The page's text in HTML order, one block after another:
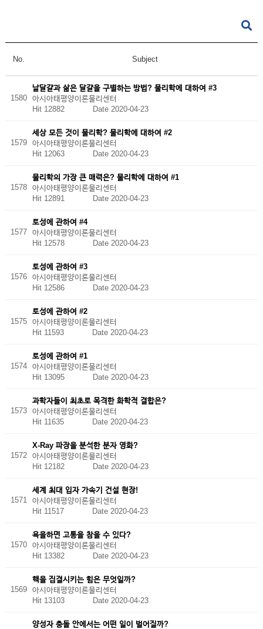
No. Subject
1580
날달걀과 삶은 달걀을 구별하는 방법? 물리학에 대하여 #3
아시아태평양이론물리센터
Hit 12882 Date 2020-04-23
1579
세상 모든 것이 물리학? 물리학에 대하여 #2
아시아태평양이론물리센터
Hit 12063 Date 2020-04-23
1578
물리학의 가장 큰 매력은? 물리학에 대하여 #1
아시아태평양이론물리센터
Hit 12891 Date 2020-04-23
1577
토성에 관하여 #4
아시아태평양이론물리센터
Hit 12578 Date 2020-04-23
1576
토성에 관하여 #3
아시아태평양이론물리센터
Hit 12586 Date 2020-04-23
1575
토성에 관하여 #2
아시아태평양이론물리센터
Hit 11593 Date 2020-04-23
1574
토성에 관하여 #1
아시아태평양이론물리센터
Hit 13095 Date 2020-04-23
1573
과학자들이 최초로 목격한 화학적 결합은?
아시아태평양이론물리센터
Hit 11635 Date 2020-04-23
1572
X-Ray 파장을 분석한 분자 영화?
아시아태평양이론물리센터
Hit 12182 Date 2020-04-23
1571
세계 최대 입자 가속기 건설 현장!
아시아태평양이론물리센터
Hit 11517 Date 2020-04-23
1570
욕을하면 고통을 참을 수 있다?
아시아태평양이론물리센터
Hit 13382 Date 2020-04-23
1569
핵을 집결시키는 힘은 무엇일까?
아시아태평양이론물리센터
Hit 13103 Date 2020-04-23
양성자 충돌 안에서는 어떤 일이 벌어질까?